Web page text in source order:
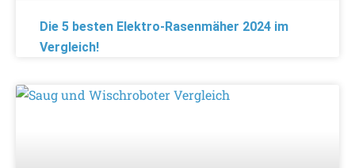
Die 5 besten Elektro-Rasenmäher 2024 im
Vergleich!